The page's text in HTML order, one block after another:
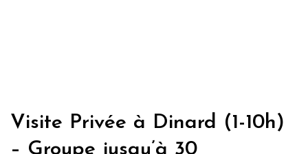
Visite Privée à Dinard (1-10h)
– Groupe jusqu’à 30